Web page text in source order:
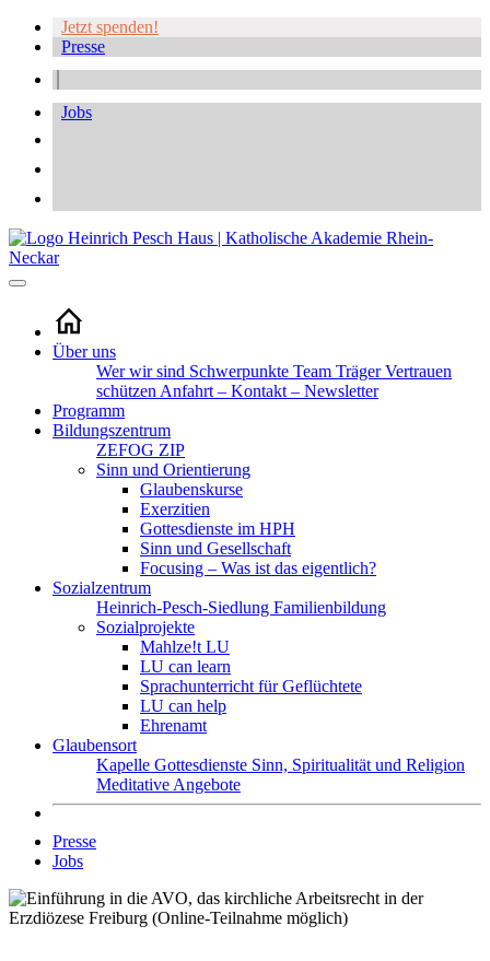
Jetzt spenden!
Presse
Jobs
Über uns
Wer wir sind Schwerpunkte Team TrägerVertrauen
schützen Anfahrt – Kontakt – Newsletter
Programm
Bildungszentrum
ZEFOG ZIP
Sinn und Orientierung
Glaubenskurse
Exerzitien
Gottesdienste im HPH
Sinn und Gesellschaft
Focusing – Was ist das eigentlich?
Sozialzentrum
Heinrich-Pesch-Siedlung Familienbildung
Sozialprojekte
Mahlze!t LU
LU can learn
Sprachunterricht für Geflüchtete
LU can help
Ehrenamt
Glaubensort
Kapelle Gottesdienste Sinn, Spiritualität und Religion
Meditative Angebote
Presse
Jobs